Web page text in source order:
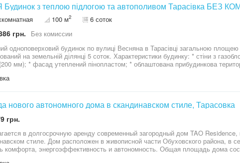
Будинок з теплою підлогою та автополивом Тарасівка БЕЗ
100 м2 6 соток
грн.
Без комиссии
одноповерховий будинок по вулиці Весняна в Тарасівці загальною
ділянці 5 соток. Характеристики будинку: * стіни з газоблоку; * дах утеплений мінеральною
мм); * фасад утеплений пінопластом; * облаштована прибудинкова
септик (по 3 кільця); * є можливість підключення газу (додатково близько 3 000 $). Виконані
школа, дитячий садок, футбольна школа, супермаркет «Фора»,
громадського транспорту. Телефонуйте для перегляду!)
нового автономного дома в скандинавском стиле, Тарасовка
грн.
в долгосрочную аренду современный загородный дом TAO
стиле. Дом расположен в живописной части Обуховского района, в
энергоэффективность и автономность. Общая площадь дома составляет 210 м². Функциональная